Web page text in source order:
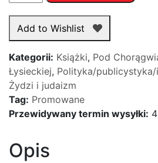
Pogadanka
o
socjalizmie
ks.
Feliks
Cozel
TJ
Add to Wishlist
Kategorii: Książki, Pod
Łysieckiej, Polityka/publicystyka/
Żydzi i judaizm
Tag: Promowane
Przewidywany termin wysyłki:
Opis